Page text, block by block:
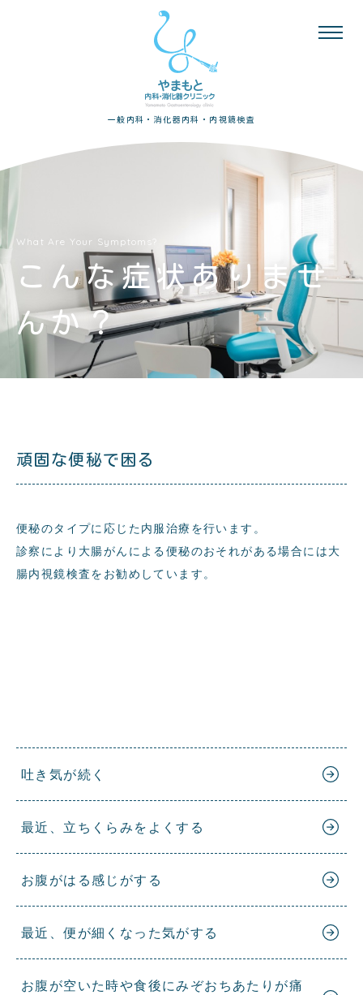
一般内科・消化器内科・内視鏡検査
こんな症状ありませ
んか？
What Are Your Symptoms?
頑固な便秘で困る
便秘のタイプに応じた内服治療を行います。
診察により大腸がんによる便秘のおそれがある場合には大
腸内視鏡検査をお勧めしています。
吐き気が続く
最近、立ちくらみをよくする
お腹がはる感じがする
最近、便が細くなった気がする
お腹が空いた時や食後にみぞおちあたりが痛